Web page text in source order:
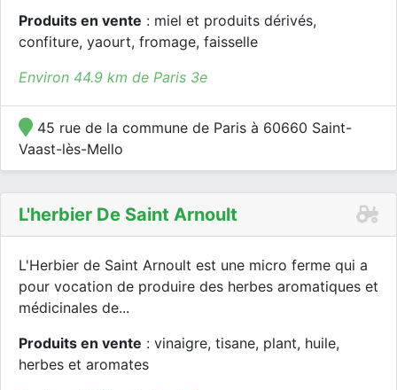
Produits en vente : miel et produits dérivés,
confiture, yaourt, fromage, faisselle
Environ 44.9 km de Paris 3e
45 rue de la commune de Paris à 60660 Saint-
Vaast-lès-Mello
L'herbier De Saint Arnoult
L'Herbier de Saint Arnoult est une micro ferme qui a
pour vocation de produire des herbes aromatiques et
médicinales de...
Produits en vente : vinaigre, tisane, plant, huile,
herbes et aromates